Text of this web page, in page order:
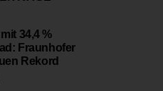
34,4 %
Fraunhofer
Rekord